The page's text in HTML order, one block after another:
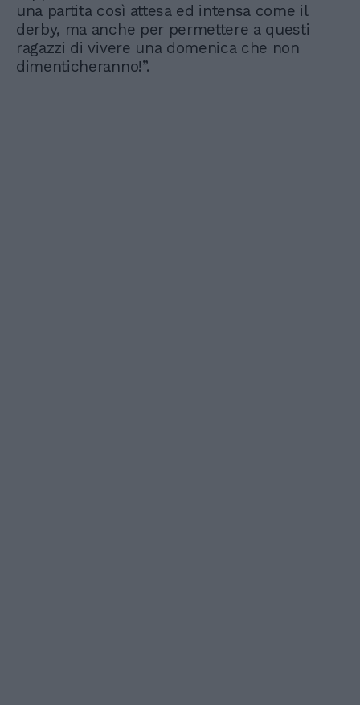
una partita così attesa ed intensa come il
derby, ma anche per permettere a questi
ragazzi di vivere una domenica che non
dimenticheranno!”.